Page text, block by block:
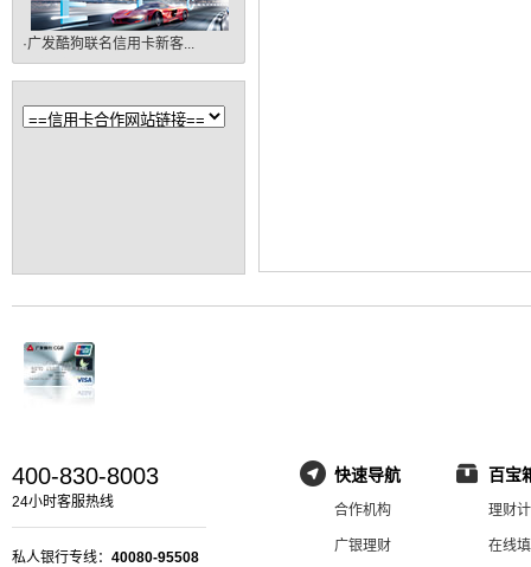
·广发酷狗联名信用卡新客...
400-830-8003
24小时客服热线
私人银行专线： 40080-95508
快速导航
合作机构
广银理财
百宝
理财
在线